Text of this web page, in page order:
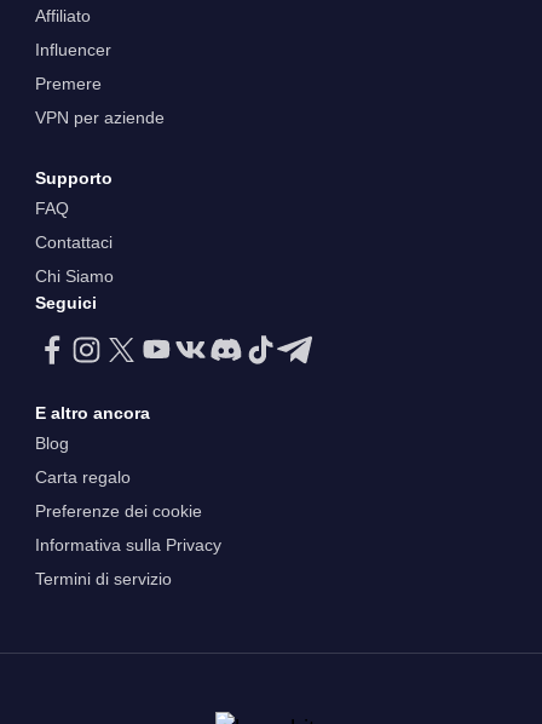
Affiliato
Influencer
Premere
VPN per aziende
Supporto
FAQ
Contattaci
Chi Siamo
Seguici
E altro ancora
Blog
Carta regalo
Preferenze dei cookie
Informativa sulla Privacy
Termini di servizio